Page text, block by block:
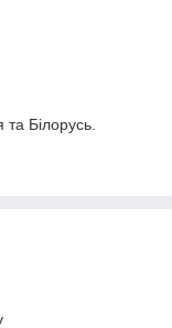
Білорусь.